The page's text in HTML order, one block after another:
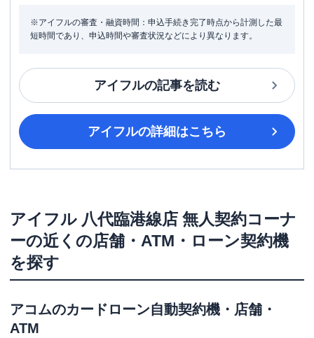
※アイフルの審査・融資時間：申込手続き完了時点から計測した最
短時間であり、申込時間や審査状況などにより異なります。
アイフルの記事を読む
アイフルの詳細はこちら
アイフル 八代臨港線店 無人契約コーナ
ーの近くの店舗・ATM・ローン契約機
を探す
アコムのカードローン自動契約機・店舗・
ATM